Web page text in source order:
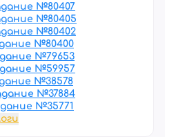
№80407
№80405
№80402
№80400
№79653
№59957
№38578
№37884
№35771